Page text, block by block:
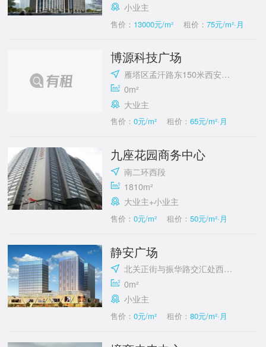
小业主
售价： 13000元/m² 租价： 75元/m²·月
博源科技广场
雁塔区孟汗路东150米西安交通大学国家大学科技园(雁翔路)附近
0m²
大业主
售价：0元/m² 租价： 65元/m²·月
九座花园商务中心
南二环西段
1810m²
大业主+小业主
售价：0元/m² 租价： 50元/m²·月
静安广场
北关正街与振华路交汇处西北角
0m²
小业主
售价：0元/m² 租价： 80元/m²·月